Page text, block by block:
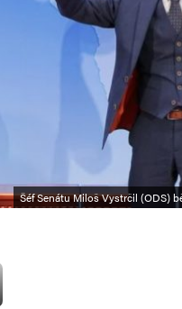
Šéf Senátu Miloš Vystrčil (ODS)